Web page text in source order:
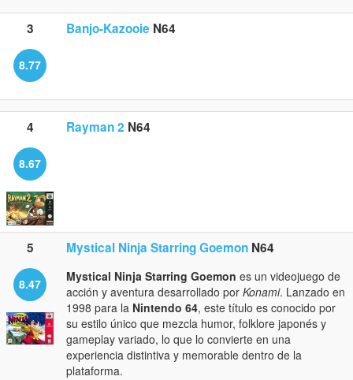
3 Banjo-Kazooie N64
8.77
4 Rayman 2 N64
8.67
5 Mystical Ninja Starring Goemon N64
8.47 Mystical Ninja Starring Goemon es un videojuego de
acción y aventura desarrollado por Konami. Lanzado en
1998 para la Nintendo 64, este título es conocido por
su estilo único que mezcla humor, folklore japonés y
gameplay variado, lo que lo convierte en una
experiencia distintiva y memorable dentro de la
plataforma.